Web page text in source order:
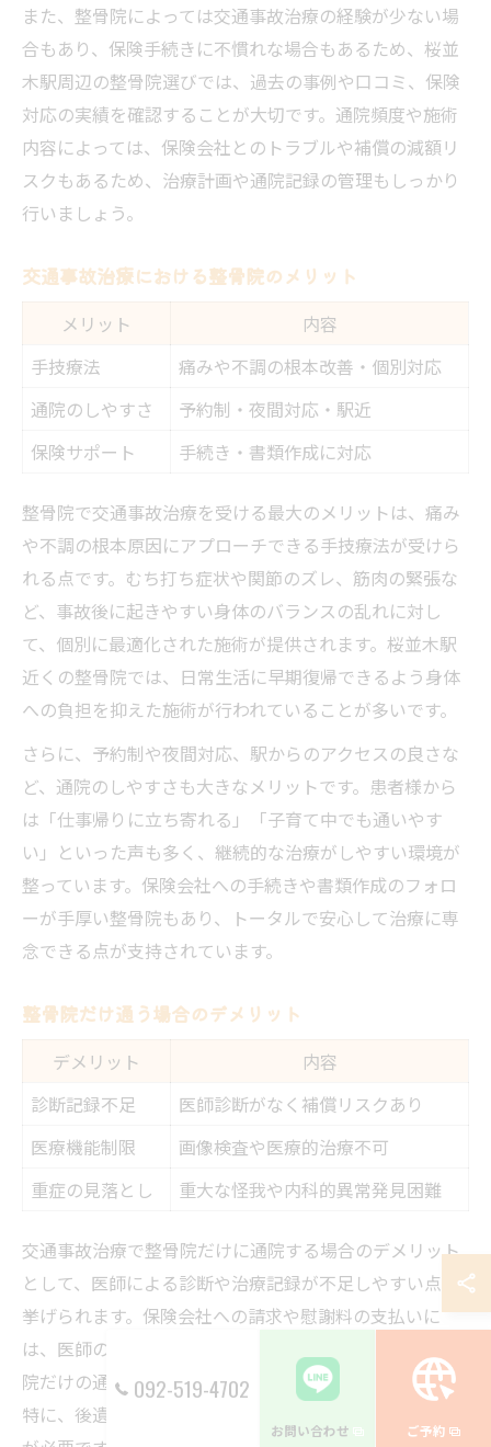
また、整骨院によっては交通事故治療の経験が少ない場
合もあり、保険手続きに不慣れな場合もあるため、桜並
木駅周辺の整骨院選びでは、過去の事例や口コミ、保険
対応の実績を確認することが大切です。通院頻度や施術
内容によっては、保険会社とのトラブルや補償の減額リ
スクもあるため、治療計画や通院記録の管理もしっかり
行いましょう。
交通事故治療における整骨院のメリット
メリット
内容
手技療法
痛みや不調の根本改善・個別対応
通院のしやすさ
予約制・夜間対応・駅近
保険サポート
手続き・書類作成に対応
整骨院で交通事故治療を受ける最大のメリットは、痛み
や不調の根本原因にアプローチできる手技療法が受けら
れる点です。むち打ち症状や関節のズレ、筋肉の緊張な
ど、事故後に起きやすい身体のバランスの乱れに対し
て、個別に最適化された施術が提供されます。桜並木駅
近くの整骨院では、日常生活に早期復帰できるよう身体
への負担を抑えた施術が行われていることが多いです。
さらに、予約制や夜間対応、駅からのアクセスの良さな
ど、通院のしやすさも大きなメリットです。患者様から
は「仕事帰りに立ち寄れる」「子育て中でも通いやす
い」といった声も多く、継続的な治療がしやすい環境が
整っています。保険会社への手続きや書類作成のフォロ
ーが手厚い整骨院もあり、トータルで安心して治療に専
念できる点が支持されています。
整骨院だけ通う場合のデメリット
デメリット
内容
診断記録不足
医師診断がなく補償リスクあり
医療機能制限
画像検査や医療的治療不可
重症の見落とし
重大な怪我や内科的異常発見困難
交通事故治療で整骨院だけに通院する場合のデメリット
として、医師による診断や治療記録が不足しやすい点が
挙げられます。保険会社への請求や慰謝料の支払いに
は、医師の診断書や医学的根拠が求められるため、整骨
院だけの通院では補償面で損をするリスクがあります。
特に、後遺障害認定や長期的な治療が必要な場合は注意
092-519-4702
お問い合わせ ご予約